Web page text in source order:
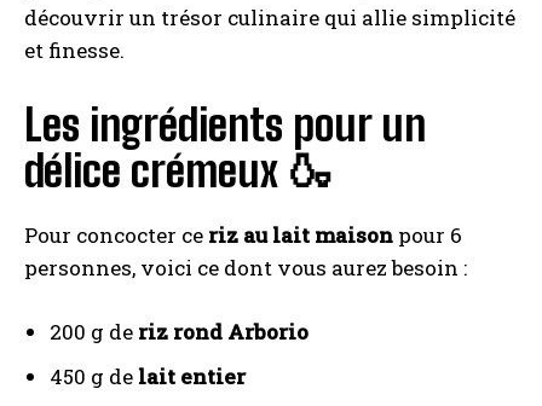
découvrir un trésor culinaire qui allie simplicité
et finesse.
Les ingrédients pour un
délice crémeux 🍶
Pour concocter ce riz au lait maison pour 6
personnes, voici ce dont vous aurez besoin :
200 g de riz rond Arborio
450 g de lait entier